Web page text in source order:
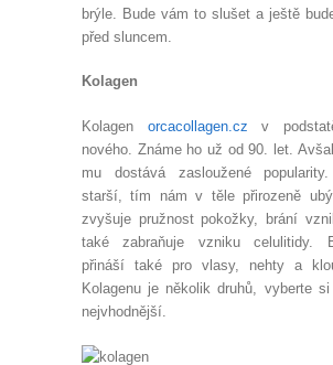
brýle. Bude vám to slušet a ještě
před sluncem.
Kolagen
Kolagen orcacollagen.cz v
nového. Známe ho už od 90. let.
mu dostává zasloužené
starší, tím nám v těle přirozeně
zvyšuje pružnost pokožky, brání
také zabraňuje vzniku celulitidy.
přináší také pro vlasy, nehty a
Kolagenu je několik druhů, vyberte
nejvhodnější.